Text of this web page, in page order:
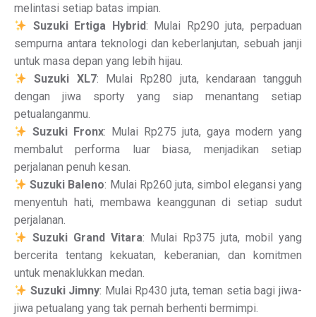
melintasi setiap batas impian.
Suzuki Ertiga Hybrid: Mulai Rp290 juta, perpaduan
sempurna antara teknologi dan keberlanjutan, sebuah janji
untuk masa depan yang lebih hijau.
Suzuki XL7: Mulai Rp280 juta, kendaraan tangguh
dengan jiwa sporty yang siap menantang setiap
petualanganmu.
Suzuki Fronx: Mulai Rp275 juta, gaya modern yang
membalut performa luar biasa, menjadikan setiap
perjalanan penuh kesan.
Suzuki Baleno: Mulai Rp260 juta, simbol elegansi yang
menyentuh hati, membawa keanggunan di setiap sudut
perjalanan.
Suzuki Grand Vitara: Mulai Rp375 juta, mobil yang
bercerita tentang kekuatan, keberanian, dan komitmen
untuk menaklukkan medan.
Suzuki Jimny: Mulai Rp430 juta, teman setia bagi jiwa-
jiwa petualang yang tak pernah berhenti bermimpi.